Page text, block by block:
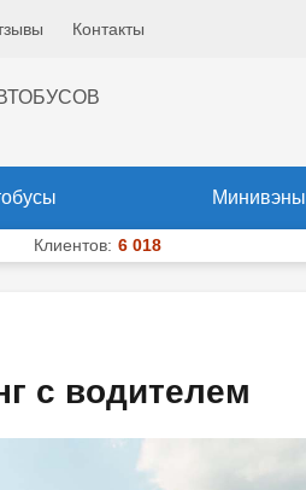
Контакты
Минивэны
Клиентов: 6 018
с водителем